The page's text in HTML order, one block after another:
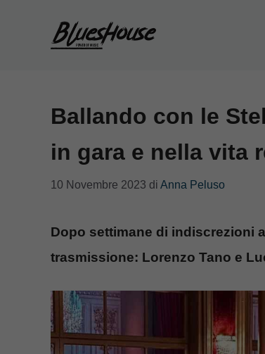
Ballando con le
in gara e nella vita
10 Novembre 2023 di Anna Peluso
Dopo settimane di indiscrezioni
trasmissione: Lorenzo Tano e